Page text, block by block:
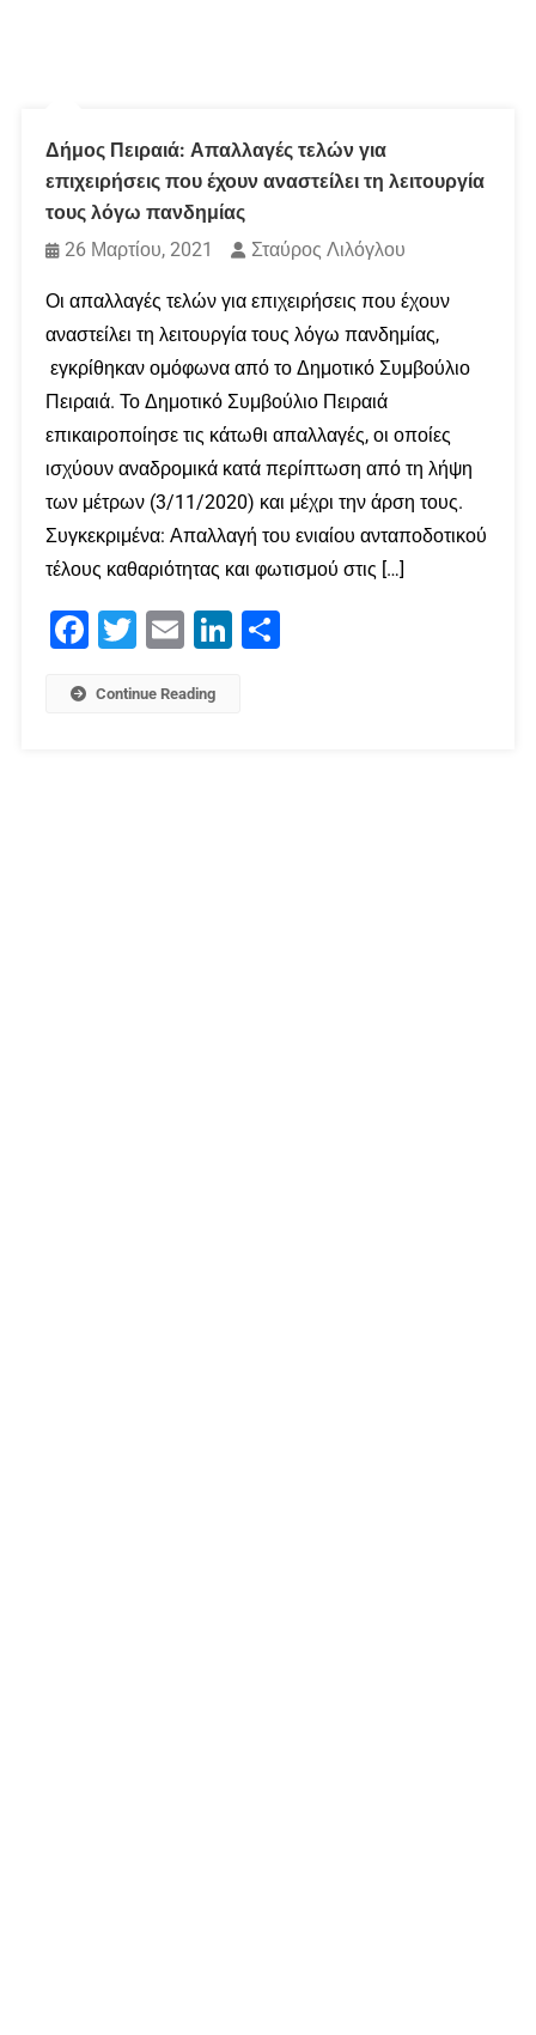
Δήμος Πειραιά: Απαλλαγές τελών για
επιχειρήσεις που έχουν αναστείλει τη λειτουργία
τους λόγω πανδημίας
26 Μαρτίου, 2021
Σταύρος Λιλόγλου
Οι απαλλαγές τελών για επιχειρήσεις που έχουν
αναστείλει τη λειτουργία τους λόγω πανδημίας,
εγκρίθηκαν ομόφωνα από το Δημοτικό Συμβούλιο
Πειραιά. Το Δημοτικό Συμβούλιο Πειραιά
επικαιροποίησε τις κάτωθι απαλλαγές, οι οποίες
ισχύουν αναδρομικά κατά περίπτωση από τη λήψη
των μέτρων (3/11/2020) και μέχρι την άρση τους.
Συγκεκριμένα: Απαλλαγή του ενιαίου ανταποδοτικού
τέλους καθαριότητας και φωτισμού στις […]
Facebook
Twitter Email LinkedIn
Continue Reading